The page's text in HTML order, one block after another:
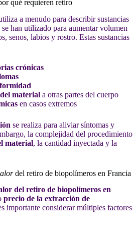
qué requieren retiro
a menudo para describir sustancias
han utilizado para aumentar volumen
senos, labios y rostro. Estas sustancias
crónicas
material a otras partes del cuerpo
en casos extremos
se realiza para aliviar síntomas y
la complejidad del procedimiento
material, la cantidad inyectada y la
del retiro de biopolímeros en Francia
del retiro de biopolímeros en
precio de la extracción de
importante considerar múltiples factores